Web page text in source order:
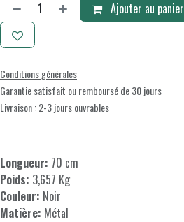
Ajouter au panier
Conditions générales
Garantie satisfait ou remboursé de 30 jours
Livraison : 2-3 jours ouvrables
Longueur: 70 cm
Poids: 3,657 Kg
Couleur: Noir
Matière: Métal